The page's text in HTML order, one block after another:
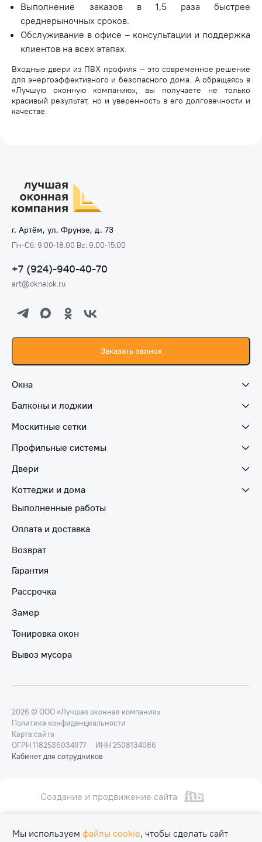
Выполнение заказов в 1,5 раза быстрее
среднерыночных сроков.
Обслуживание в офисе – консультации и поддержка
клиентов на всех этапах.
Входные двери из ПВХ профиля — это современное решение
для энергоэффективного и безопасного дома. А обращаясь в
«Лучшую оконную компанию», вы получаете не только
красивый результат, но и уверенность в его долговечности и
качестве.
г. Артём, ул. Фрунзе, д. 73
Пн-Сб: 9.00-18.00 Вс: 9.00-15:00
+7 (924)-940-40-70
art@oknalok.ru
Заказать звонок
Окна
Балконы и лоджии
Москитные сетки
Профильные системы
Двери
Коттеджи и дома
Выполненные работы
Оплата и доставка
Возврат
Гарантия
Рассрочка
Замер
Тонировка окон
Вывоз мусора
2026 © ООО «Лучшая оконная компания»
Политика конфиденциальности
Карта сайта
ОГРН 1182536034977
ИНН 2508134086
Кабинет для сотрудников
Создание и продвижение сайта
Мы используем файлы cookie, чтобы сделать сайт